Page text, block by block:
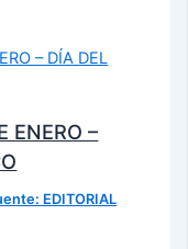
ENERO –
EDITORIAL